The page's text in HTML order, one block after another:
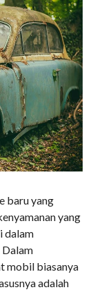
baru yang
yang
dalam
Dalam
mobil biasanya
adalah